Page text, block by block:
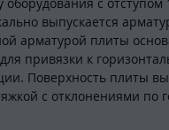
выпускается
арматурой плиты
привязки к
Поверхность плиты
с отклонениями по